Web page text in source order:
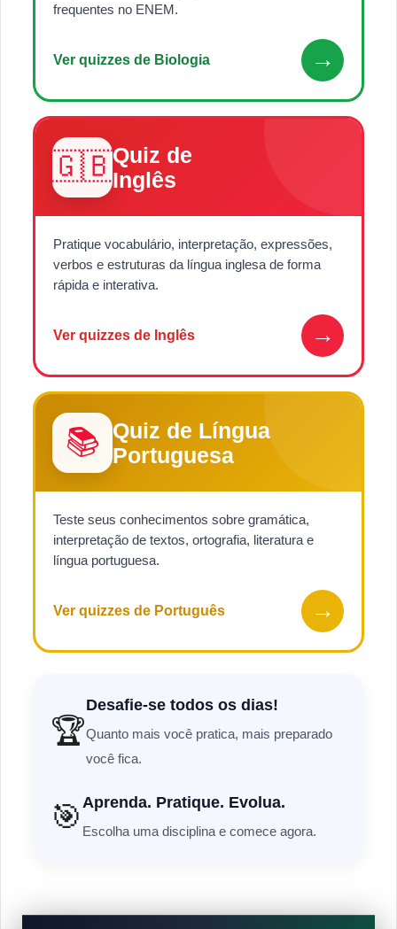
frequentes no ENEM.
Ver quizzes de Biologia →
🇬🇧Quiz de
Inglês
Pratique vocabulário, interpretação, expressões,
verbos e estruturas da língua inglesa de forma
rápida e interativa.
Ver quizzes de Inglês →
📚
Quiz de Língua
Portuguesa
Teste seus conhecimentos sobre gramática,
interpretação de textos, ortografia, literatura e
língua portuguesa.
Ver quizzes de Português →
🏆
Desafie-se todos os dias!
Quanto mais você pratica, mais preparado
você fica.
🎯 Aprenda. Pratique. Evolua.
Escolha uma disciplina e comece agora.